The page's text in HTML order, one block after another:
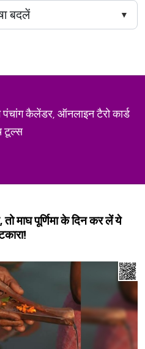
कैलेंडर, ऑनलाइन टैरो कार्ड
टूल्स
तो माघ पूर्णिमा के दिन कर लें ये